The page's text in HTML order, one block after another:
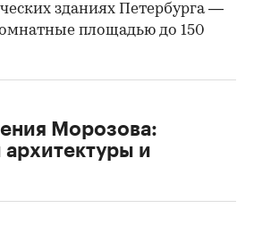
зданиях Петербурга —
площадью до 150
Морозова:
и